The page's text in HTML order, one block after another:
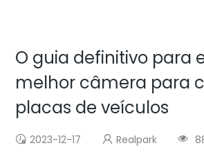
O guia definitivo para
melhor câmera para
placas de veículos
2023-12-17 Realpark